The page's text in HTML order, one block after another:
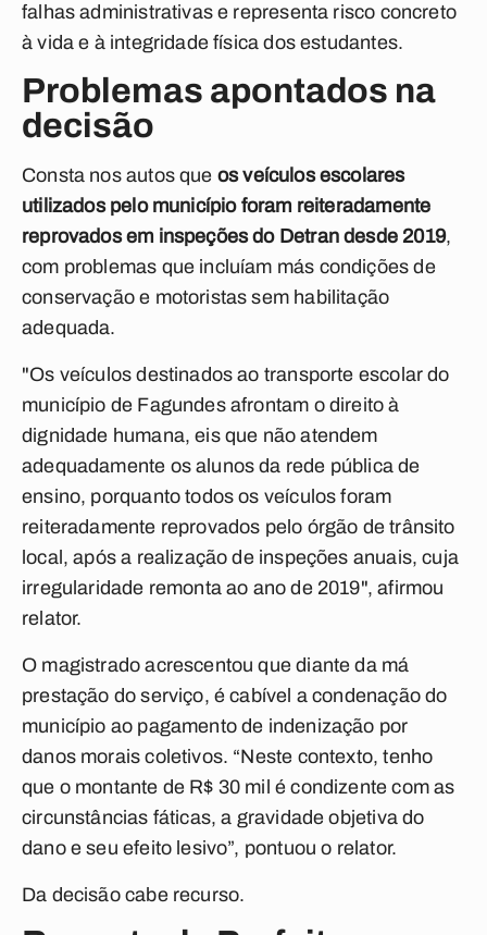
falhas administrativas e representa risco concreto
à vida e à integridade física dos estudantes.
Problemas apontados na
decisão
Consta nos autos que os veículos escolares
utilizados pelo município foram reiteradamente
reprovados em inspeções do Detran desde 2019,
com problemas que incluíam más condições de
conservação e motoristas sem habilitação
adequada.
"Os veículos destinados ao transporte escolar do
município de Fagundes afrontam o direito à
dignidade humana, eis que não atendem
adequadamente os alunos da rede pública de
ensino, porquanto todos os veículos foram
reiteradamente reprovados pelo órgão de trânsito
local, após a realização de inspeções anuais, cuja
irregularidade remonta ao ano de 2019", afirmou
relator.
O magistrado acrescentou que diante da má
prestação do serviço, é cabível a condenação do
município ao pagamento de indenização por
danos morais coletivos. “Neste contexto, tenho
que o montante de R$ 30 mil é condizente com as
circunstâncias fáticas, a gravidade objetiva do
dano e seu efeito lesivo”, pontuou o relator.
Da decisão cabe recurso.